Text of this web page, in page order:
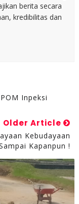
berita secara
kredibilitas dan
Inpeksi
Older Article
Kebudayaan
Kapanpun !